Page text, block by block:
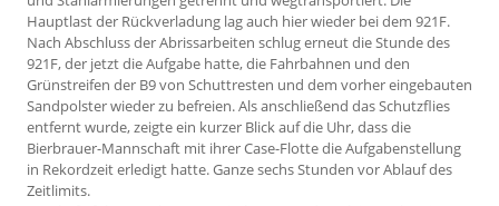
Hauptlast der Rückverladung lag auch hier wieder bei dem 921F.
Nach Abschluss der Abrissarbeiten schlug erneut die Stunde des
921F, der jetzt die Aufgabe hatte, die Fahrbahnen und den
Grünstreifen der B9 von Schuttresten und dem vorher eingebauten
Sandpolster wieder zu befreien. Als anschließend das Schutzflies
entfernt wurde, zeigte ein kurzer Blick auf die Uhr, dass die
Bierbrauer-Mannschaft mit ihrer Case-Flotte die Aufgabenstellung
in Rekordzeit erledigt hatte. Ganze sechs Stunden vor Ablauf des
Zeitlimits.